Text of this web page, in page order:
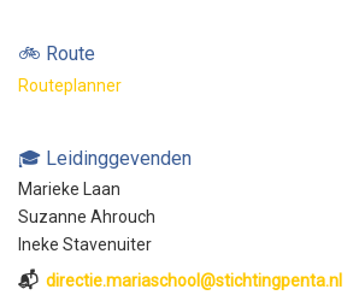
🚲 Route
Routeplanner
🎓 Leidinggevenden
Marieke Laan
Suzanne Ahrouch
Ineke Stavenuiter
📬 directie.mariaschool@stichtingpenta.nl